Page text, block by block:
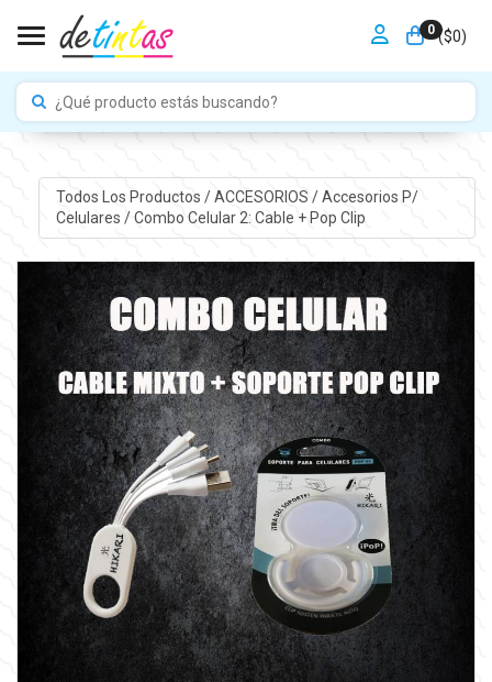
0 ($0)
Toggle navigation
Todos Los Productos /ACCESORIOS /Accesorios P/
Celulares /Combo Celular 2: Cable + Pop Clip